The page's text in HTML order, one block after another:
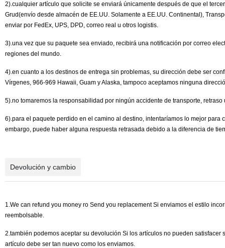
2).cualquier artículo que solicite se enviará únicamente después de que el
Grud(envío desde almacén de EE.UU. Solamente a EE.UU. Continental),
enviar por FedEx, UPS, DPD, correo real u otros logistis.
3).una vez que su paquete sea enviado, recibirá una notificación por correo
regiones del mundo.
4).en cuanto a los destinos de entrega sin problemas, su dirección debe ser
Vírgenes, 966-969 Hawaii, Guam y Alaska, tampoco aceptamos ninguna
5).no tomaremos la responsabilidad por ningún accidente de transporte,
6).para el paquete perdido en el camino al destino, intentaríamos lo mejor
embargo, puede haber alguna respuesta retrasada debido a la diferencia de
Devolución y cambio
1.We can refund you money ro Send you replacement Si enviamos el estilo
reembolsable.
2.también podemos aceptar su devolución Si los artículos no pueden
artículo debe ser tan nuevo como los enviamos.